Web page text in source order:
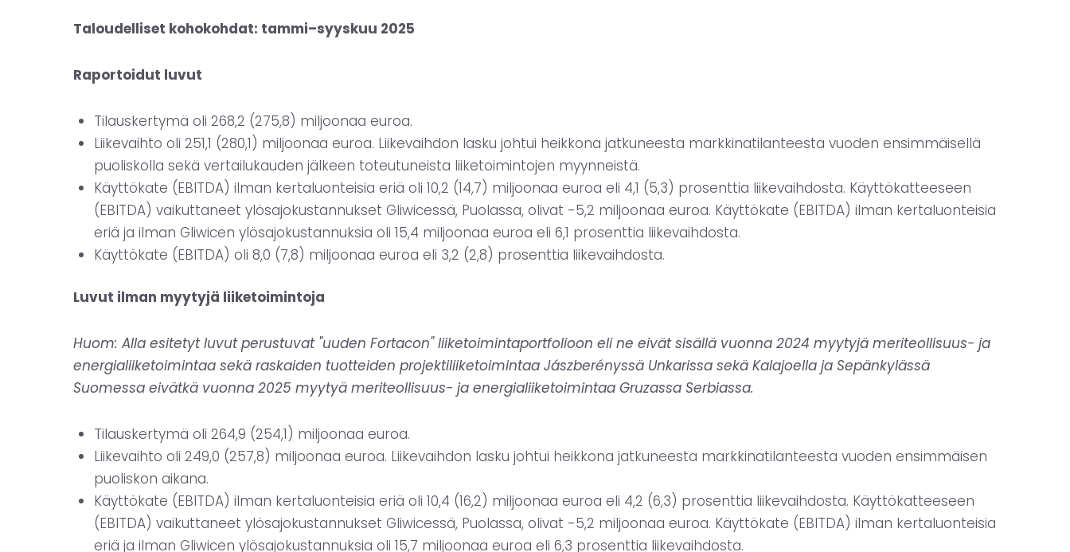
Taloudelliset kohokohdat: tammi–syyskuu 2025
Raportoidut luvut
Tilauskertymä oli 268,2 (275,8) miljoonaa euroa.
Liikevaihto oli 251,1 (280,1) miljoonaa euroa. Liikevaihdon lasku johtui heikkona jatkuneesta markkinatilanteesta vuoden ensimmäisellä
puoliskolla sekä vertailukauden jälkeen toteutuneista liiketoimintojen myynneistä.
Käyttökate (EBITDA) ilman kertaluonteisia eriä oli 10,2 (14,7) miljoonaa euroa eli 4,1 (5,3) prosenttia liikevaihdosta. Käyttökatteeseen
(EBITDA) vaikuttaneet ylösajokustannukset Gliwicessä, Puolassa, olivat -5,2 miljoonaa euroa. Käyttökate (EBITDA) ilman kertaluonteisia
eriä ja ilman Gliwicen ylösajokustannuksia oli 15,4 miljoonaa euroa eli 6,1 prosenttia liikevaihdosta.
Käyttökate (EBITDA) oli 8,0 (7,8) miljoonaa euroa eli 3,2 (2,8) prosenttia liikevaihdosta.
Luvut ilman myytyjä liiketoimintoja
Huom: Alla esitetyt luvut perustuvat "uuden Fortacon" liiketoimintaportfolioon eli ne eivät sisällä vuonna 2024 myytyjä meriteollisuus- ja
energialiiketoimintaa sekä raskaiden tuotteiden projektiliiketoimintaa Jászberényssä Unkarissa sekä Kalajoella ja Sepänkylässä
Suomessa eivätkä vuonna 2025 myytyä meriteollisuus- ja energialiiketoimintaa Gruzassa Serbiassa.
Tilauskertymä oli 264,9 (254,1) miljoonaa euroa.
Liikevaihto oli 249,0 (257,8) miljoonaa euroa. Liikevaihdon lasku johtui heikkona jatkuneesta markkinatilanteesta vuoden ensimmäisen
puoliskon aikana.
Käyttökate (EBITDA) ilman kertaluonteisia eriä oli 10,4 (16,2) miljoonaa euroa eli 4,2 (6,3) prosenttia liikevaihdosta. Käyttökatteeseen
(EBITDA) vaikuttaneet ylösajokustannukset Gliwicessä, Puolassa, olivat -5,2 miljoonaa euroa. Käyttökate (EBITDA) ilman kertaluonteisia
eriä ja ilman Gliwicen ylösajokustannuksia oli 15,7 miljoonaa euroa eli 6,3 prosenttia liikevaihdosta.